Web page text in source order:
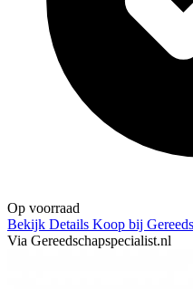
Op voorraad
Bekijk Details Koop bij
Via Gereedschapspecialist.nl